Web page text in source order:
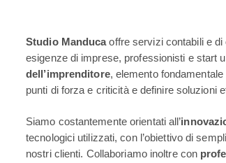
Studio Manducaoffre servizi contabili e di
esigenze di imprese, professionisti e start
dell’imprenditore, elemento
punti di forza e criticità e definire soluzioni
Siamo costantemente orientati all’
tecnologici utilizzati, con l’obiettivo di
nostri clienti. Collaboriamo inoltre con